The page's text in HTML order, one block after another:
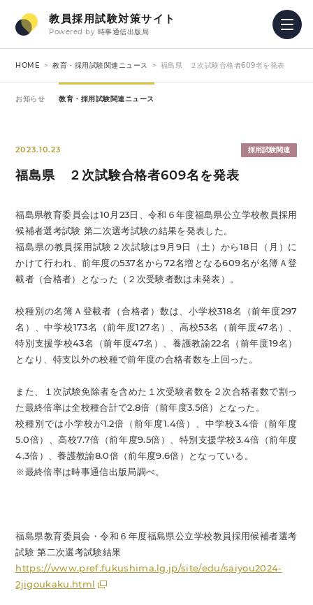
教員採用試験対策サイト
Powered by 時事通信出版局
HOME 教育・採用試験関連ニュース 福島県 ２次試験合格者609名を発表
お知らせ 教育・採用試験関連ニュース
2023.10.23 採用試験関連
福島県 ２次試験合格者609名を発表
福島県教育委員会は10月23日、令和６年度福島県公立学校教員採用
候補者選考試験 第二次選考試験の結果を発表した。
福島県の教員採用試験２次試験は9月9日（土）から18日（月）に
かけて行われ、前年度の537名から72名増となる609名が名簿Ａ登
載者（合格者）となった（２次受験者数は未発表）。
校種別の名簿Ａ登載者（合格者）数は、小学校318名（前年度297
名）、中学校173名（前年度127名）、高校53名（前年度47名）、
特別支援学校43名（前年度47名）、養護教諭22名（前年度19名）
となり、特支以外の校種で前年度の合格者数を上回った。
また、１次試験免除者を含めた１次受験者数を２次合格者数で割っ
た最終倍率は全校種合計で2.8倍（前年度3.5倍）となった。
校種別では小学校が1.2倍（前年度1.4倍）、中学校3.4倍（前年度
5.0倍）、高校7.7倍（前年度9.5倍）、特別支援学校3.4倍（前年度
4.3倍）、養護教諭8.0倍（前年度9.6倍）となっている。
※最終倍率は時事通信出版局調べ。
福島県教育委員会・令和６年度福島県公立学校教員採用候補者選考
試験 第二次選考試験結果
https://www.pref.fukushima.lg.jp/site/edu/saiyou2024-
2jigoukaku.html